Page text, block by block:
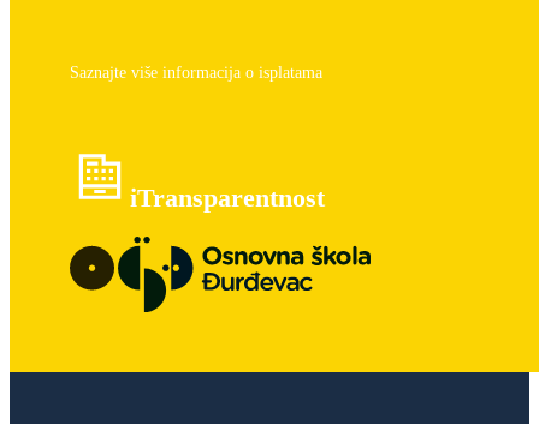
Saznajte više informacija o isplatama
iTransparentnost